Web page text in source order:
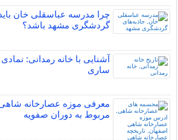
چرا مدرسه عباسقلی خان
گردشگری مشهد باشد؟
آشنایی با خانه رمدانی:
ساری
معرفی موزه عصارخانه
مربوط به دوران صفویه